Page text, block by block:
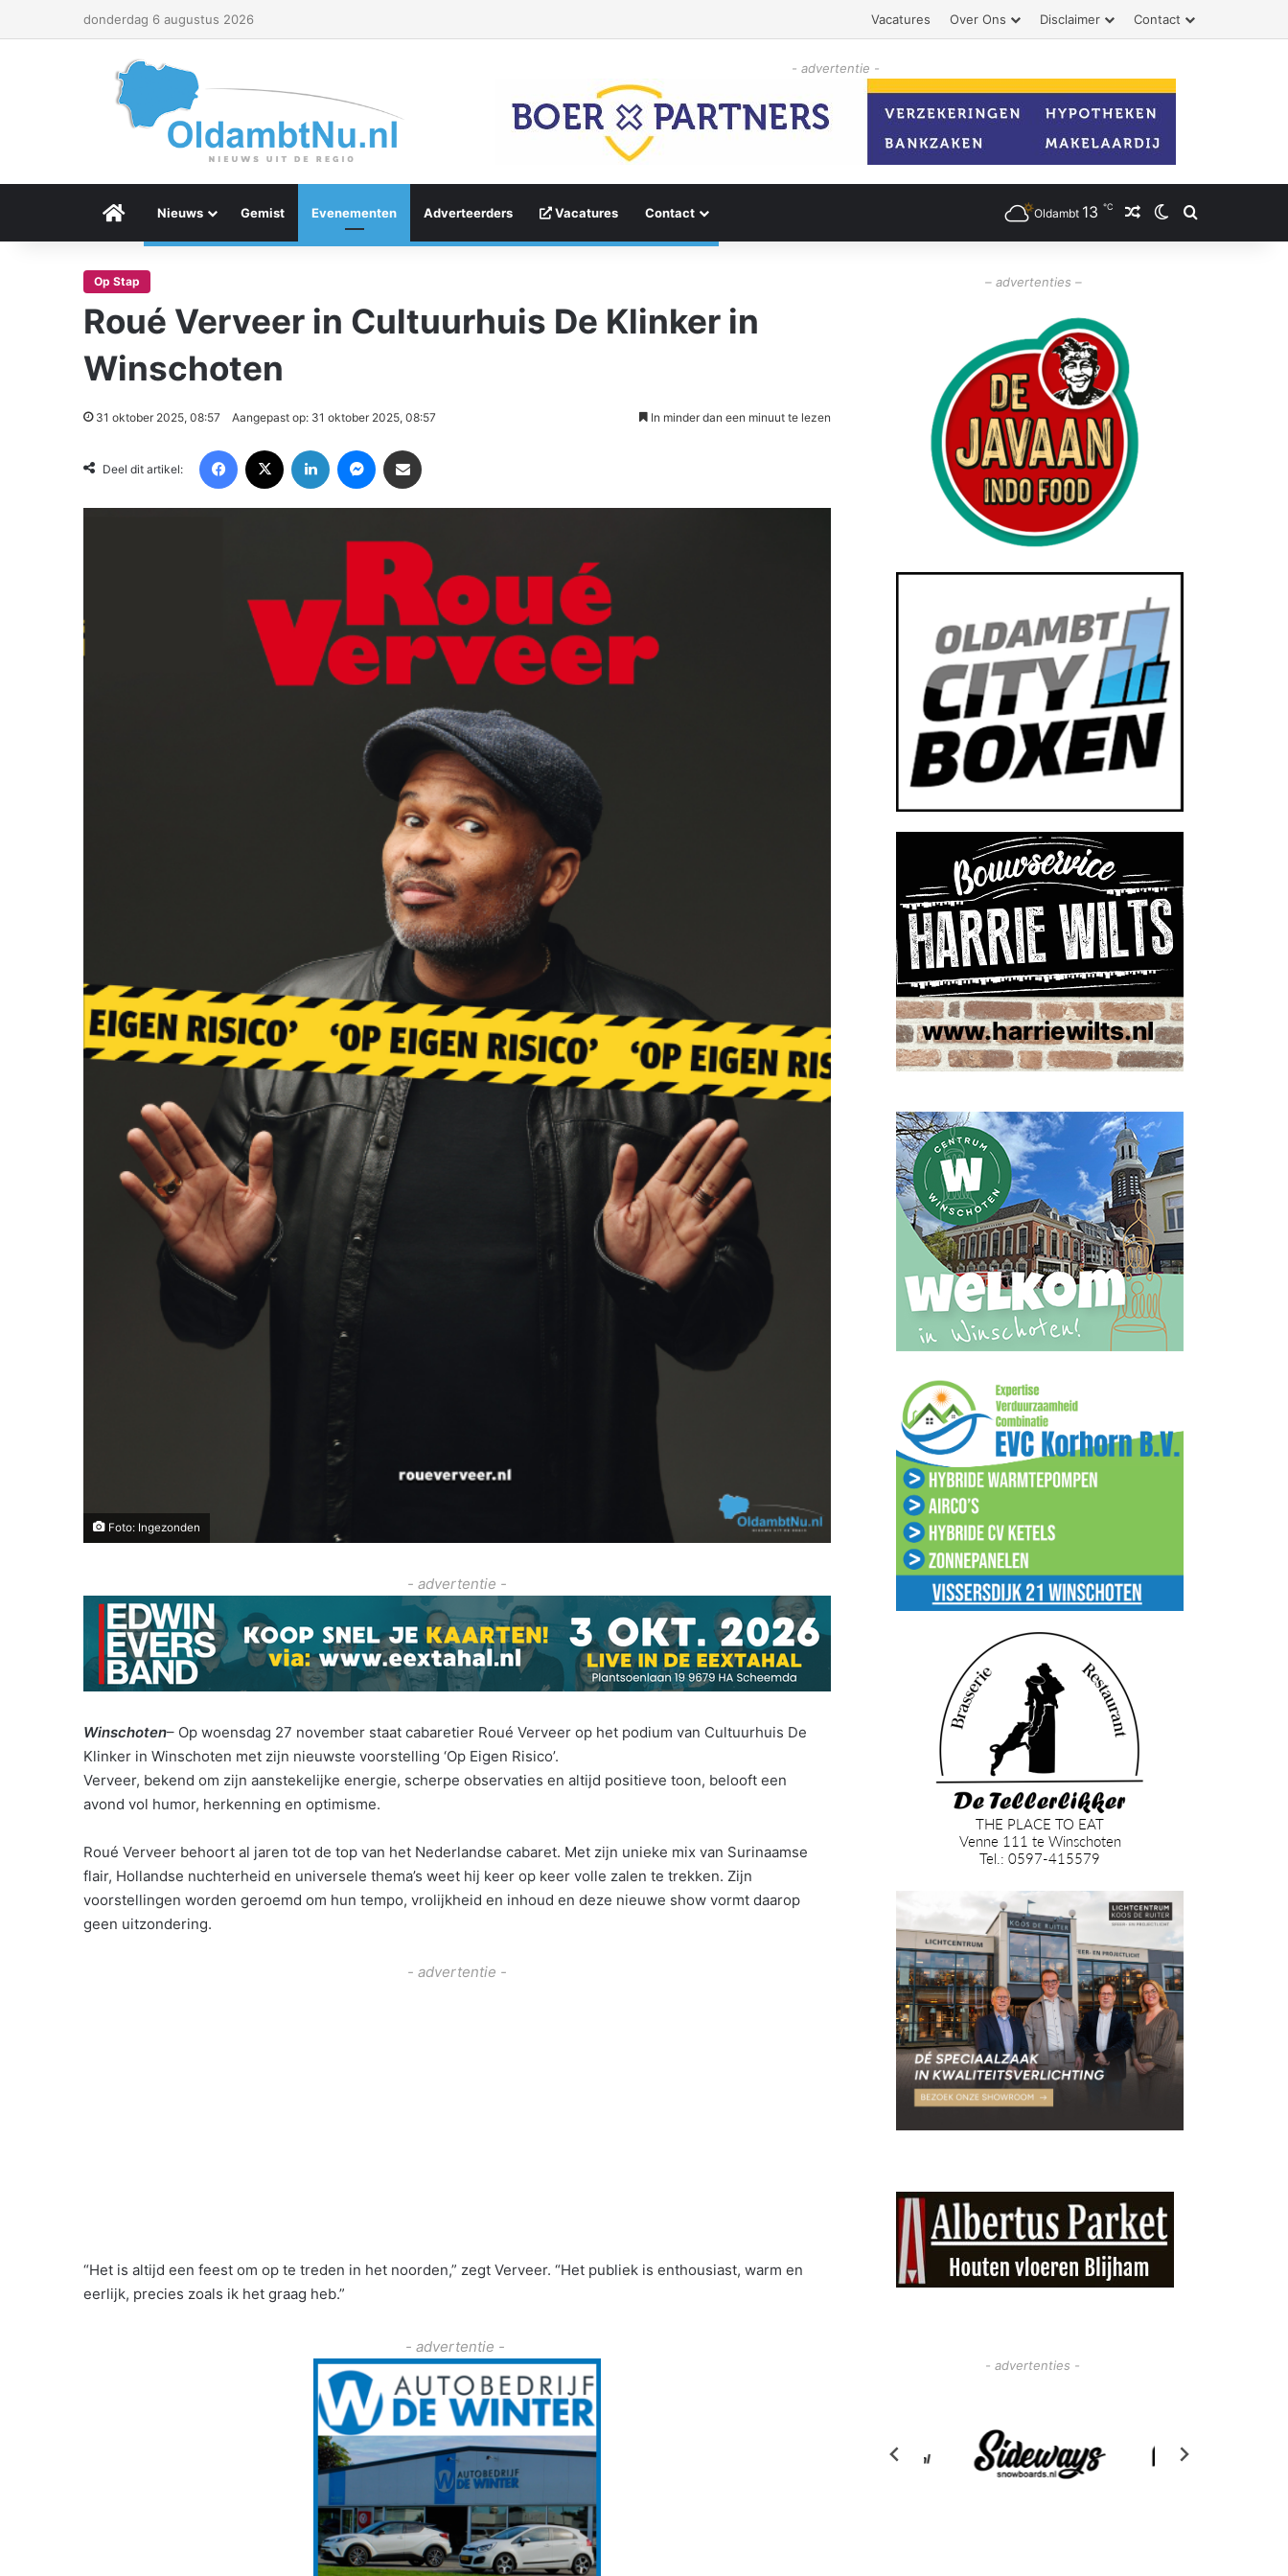
donderdag 6 augustus 2026 Vacatures Over Ons Disclaimer Contact
- advertentie -
Menu Item
Nieuws Gemist Evenementen Adverteerders Vacatures Contact Oldambt 13 ℃ Willekeurig artikel
Switch skin
Zoeken
Op Stap
Roué Verveer in Cultuurhuis De Klinker in
Winschoten
31 oktober 2025, 08:57 Aangepast op: 31 oktober 2025, 08:57 In minder dan een minuut te lezen
Deel dit artikel:
Foto: Ingezonden
- advertentie -
Winschoten– Op woensdag 27 november staat cabaretier Roué Verveer op het podium van Cultuurhuis De
Klinker in Winschoten met zijn nieuwste voorstelling ‘Op Eigen Risico’.
Verveer, bekend om zijn aanstekelijke energie, scherpe observaties en altijd positieve toon, belooft een
avond vol humor, herkenning en optimisme.
Roué Verveer behoort al jaren tot de top van het Nederlandse cabaret. Met zijn unieke mix van Surinaamse
flair, Hollandse nuchterheid en universele thema’s weet hij keer op keer volle zalen te trekken. Zijn
voorstellingen worden geroemd om hun tempo, vrolijkheid en inhoud en deze nieuwe show vormt daarop
geen uitzondering.
- advertentie -
“Het is altijd een feest om op te treden in het noorden,” zegt Verveer. “Het publiek is enthousiast, warm en
eerlijk, precies zoals ik het graag heb.”
- advertentie -
– advertenties –
- advertenties -